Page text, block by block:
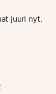
juuri nyt.